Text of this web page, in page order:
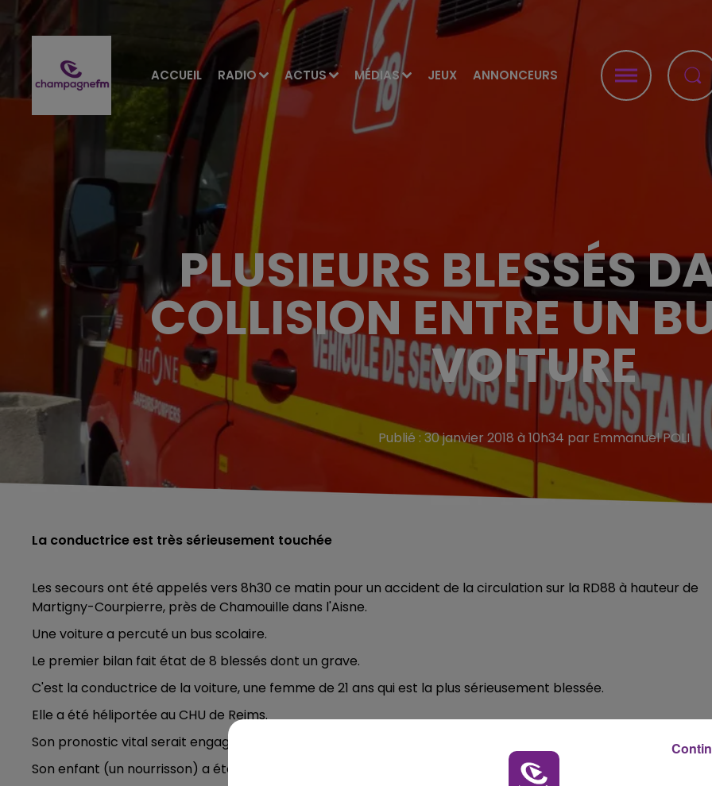
ACCUEIL RADIO ACTUS MÉDIAS JEUX ANNONCEURS
7h00 - 11h00
BEST OF
11h00 - 16h00
PLUSIEURS BLESSÉS
COLLISION ENTRE UN
VOITURE
Publié : 30 janvier 2018 à 10h34 par Emmanuel POLI
La conductrice est très sérieusement touchée
Les secours ont été appelés vers 8h30 ce matin pour un accident de la circulation sur la RD88 à hauteur de
Martigny-Courpierre, près de Chamouille dans l'Aisne.
Une voiture a percuté un bus scolaire.
Le premier bilan fait état de 8 blessés dont un grave.
C'est la conductrice de la voiture, une femme de 21 ans qui est la plus sérieusement blessée.
Elle a été héliportée au CHU de Reims.
Son pronostic vital serait engagé.
Son enfant (un nourrisson) a été transporté au Centre Hospitalier de Laon.